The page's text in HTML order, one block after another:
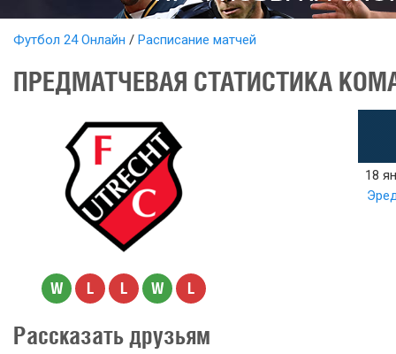
Футбол 24 Онлайн Расписание матчей
ПРЕДМАТЧЕВАЯ СТАТИСТИКА
W L L W L
18
Рассказать друзьям